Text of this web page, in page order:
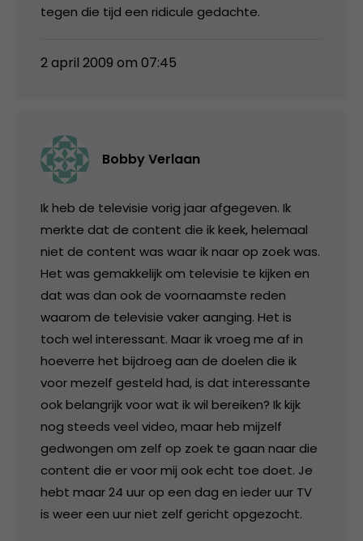
tegen die tijd een ridicule gedachte.
2 april 2009 om 07:45
Bobby Verlaan
Ik heb de televisie vorig jaar afgegeven. Ik
merkte dat de content die ik keek, helemaal
niet de content was waar ik naar op zoek was.
Het was gemakkelijk om televisie te kijken en
dat was dan ook de voornaamste reden
waarom de televisie vaker aanging. Het is
toch wel interessant. Maar ik vroeg me af in
hoeverre het bijdroeg aan de doelen die ik
voor mezelf gesteld had, is dat interessante
ook belangrijk voor wat ik wil bereiken? Ik kijk
nog steeds veel video, maar heb mijzelf
gedwongen om zelf op zoek te gaan naar die
content die er voor mij ook echt toe doet. Je
hebt maar 24 uur op een dag en ieder uur TV
is weer een uur niet zelf gericht opgezocht.